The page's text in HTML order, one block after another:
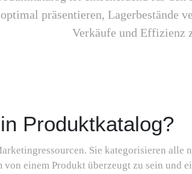
präsentieren, Lagerbestände
Verkäufe und Effizienz
Produktkatalog?
Sie kategorisieren alle
einem Produkt überzeugt zu sein und